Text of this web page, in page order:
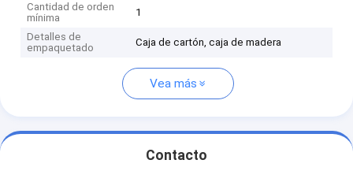
Cantidad de orden
mínima
1
Detalles de
empaquetado
Caja de cartón, caja de madera
Vea más
Contacto